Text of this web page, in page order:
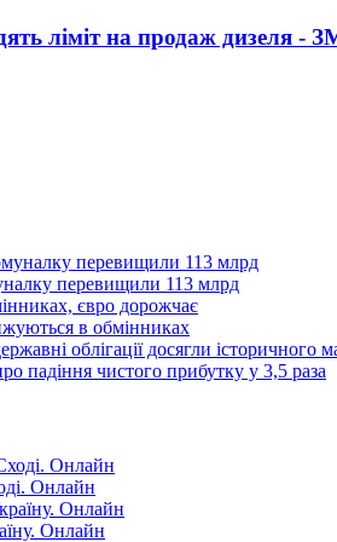
ліміт на продаж дизеля -
перевищили 113 млрд
євро дорожчає
в обмінниках
облігації досягли історичного
падіння чистого прибутку у 3,5 раза
Онлайн
Онлайн